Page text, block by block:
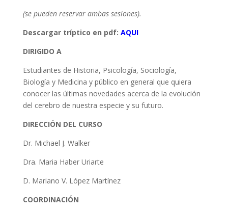
(se pueden reservar ambas sesiones).
Descargar tríptico en pdf: AQUI
DIRIGIDO A
Estudiantes de Historia, Psicología, Sociología,
Biología y Medicina y público en general que quiera
conocer las últimas novedades acerca de la evolución
del cerebro de nuestra especie y su futuro.
DIRECCIÓN DEL CURSO
Dr. Michael J. Walker
Dra. Maria Haber Uriarte
D. Mariano V. López Martínez
COORDINACIÓN